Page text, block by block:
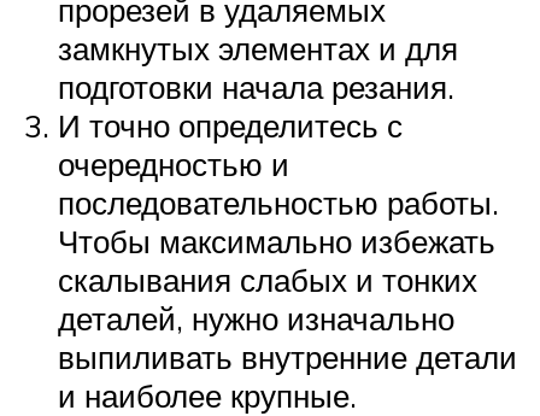
прорезей в удаляемых
замкнутых элементах и для
подготовки начала резания.
И точно определитесь с
очередностью и
последовательностью работы.
Чтобы максимально избежать
скалывания слабых и тонких
деталей, нужно изначально
выпиливать внутренние детали
и наиболее крупные.